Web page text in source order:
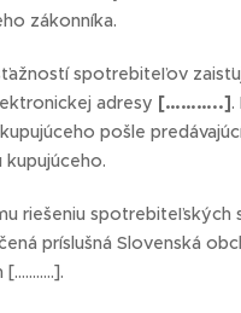
zákonníka.
spotrebiteľov
adresy [………..].
pošle
riešeniu spotrebiteľských
príslušná Slovenská
[………..].